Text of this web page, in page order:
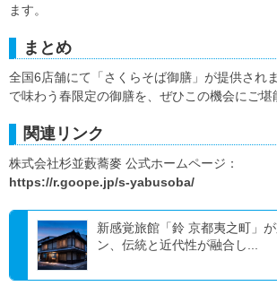
ます。
まとめ
全国6店舗にて「さくらそば御膳」が提供され
で味わう春限定の御膳を、ぜひこの機会にご堪
関連リンク
株式会社杉並藪蕎麥 公式ホームページ：
https://r.goope.jp/s-yabusoba/
新感覚旅館「鈴 京都夷之町」
ン、伝統と近代性が融合し...